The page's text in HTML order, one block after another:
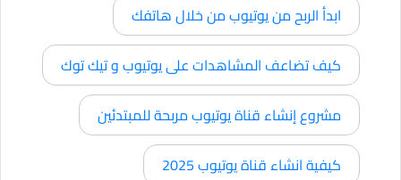
ابدأ الربح من يوتيوب من خلال هاتفك
كيف تضاعف المشاهدات على يوتيوب و تيك توك
مشروع إنشاء قناة يوتيوب مربحة للمبتدئين
كيفية انشاء قناة يوتيوب 2025